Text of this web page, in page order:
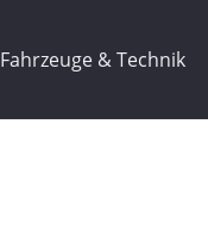
Fahrzeuge & Technik